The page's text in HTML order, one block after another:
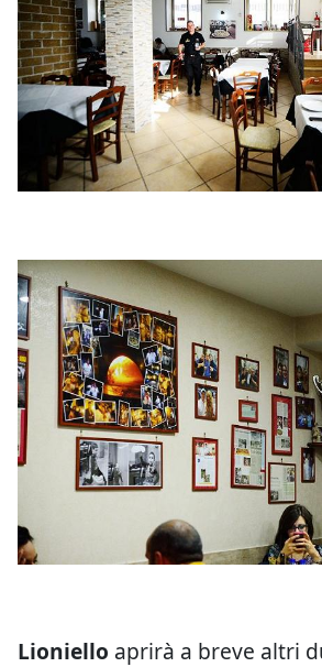
Lioniello aprirà a breve altri